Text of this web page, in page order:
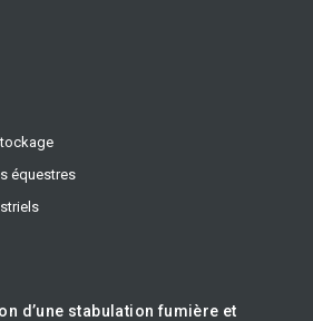
équestres
d’une stabulation fumière et